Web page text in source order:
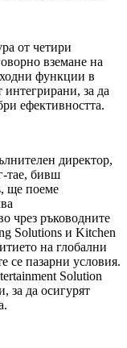
от четири
вземане на
функции в
за да
ефективността.
директор,
тае, бивш
ще поеме
чрез ръководните
Solutions и Kitchen
на глобални
се пазарни условия.
Solution
за да осигурят